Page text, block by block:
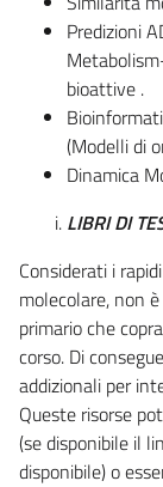
Predizioni
bioattive .
(Modelli di
Dinamica
LIBRI DI
Considerati i
molecolare, non
primario che
corso. Di
addizionali per
Queste risorse
(se disponibile il
disponibile) o